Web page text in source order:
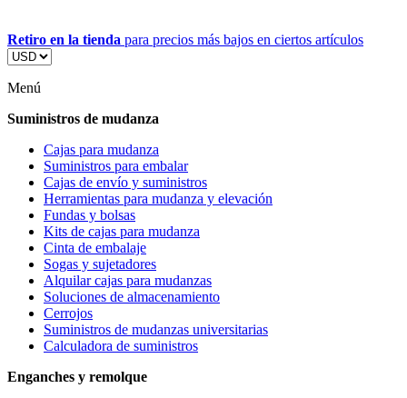
Retiro en la tienda para precios más bajos en ciertos artículos
Menú
Suministros de mudanza
Cajas para mudanza
Suministros para embalar
Cajas de envío y suministros
Herramientas para mudanza y elevación
Fundas y bolsas
Kits de cajas para mudanza
Cinta de embalaje
Sogas y sujetadores
Alquilar cajas para mudanzas
Soluciones de almacenamiento
Cerrojos
Suministros de mudanzas universitarias
Calculadora de suministros
Enganches y remolque